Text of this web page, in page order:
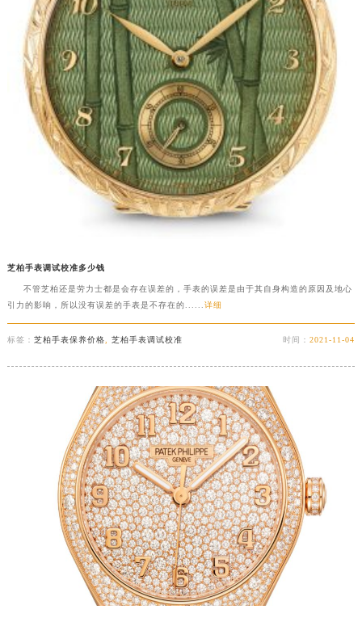
芝柏手表调试校准多少钱
不管芝柏还是劳力士都是会存在误差的，手表的误差是由于其自身构造的原因及地心
引力的影响，所以没有误差的手表是不存在的......详细
标签： 芝柏手表保养价格, 芝柏手表调试校准 时间：2021-11-04